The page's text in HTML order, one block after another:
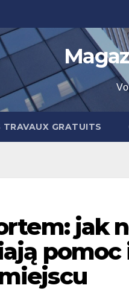
TRAVAUX GRATUITS
jak
pomoc